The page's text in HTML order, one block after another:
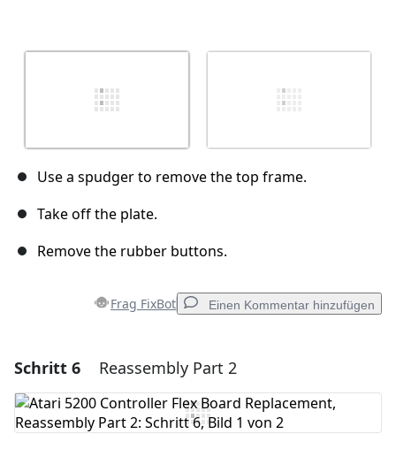
Use a spudger to remove the top frame.
Take off the plate.
Remove the rubber buttons.
Frag FixBot Einen Kommentar hinzufügen
Einen Kommentar hinzufügen
Kommentar hinzufügen
Schritt 6 Reassembly Part 2